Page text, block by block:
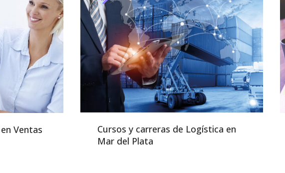
Ventas
Cursos y carreras de Logística en
Mar del Plata